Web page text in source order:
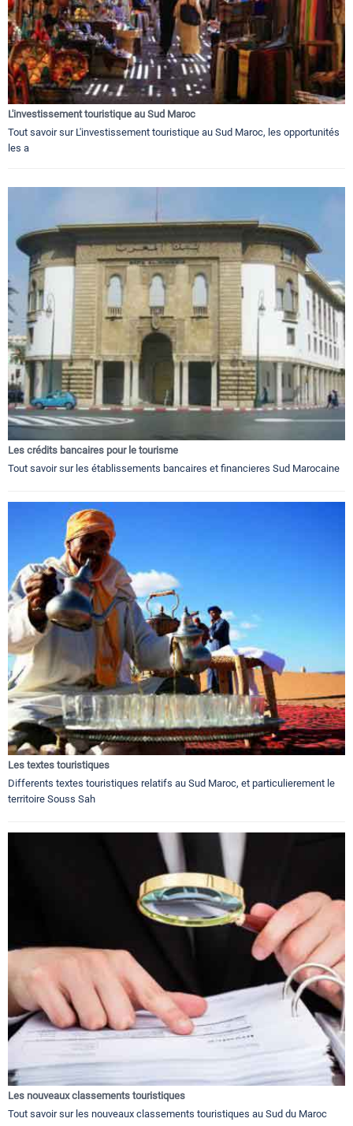
L'investissement touristique au Sud Maroc
Tout savoir sur L'investissement touristique au Sud Maroc, les opportunités
les a
Les crédits bancaires pour le tourisme
Tout savoir sur les établissements bancaires et financieres Sud Marocaine
Les textes touristiques
Differents textes touristiques relatifs au Sud Maroc, et particulierement le
territoire Souss Sah
Les nouveaux classements touristiques
Tout savoir sur les nouveaux classements touristiques au Sud du Maroc